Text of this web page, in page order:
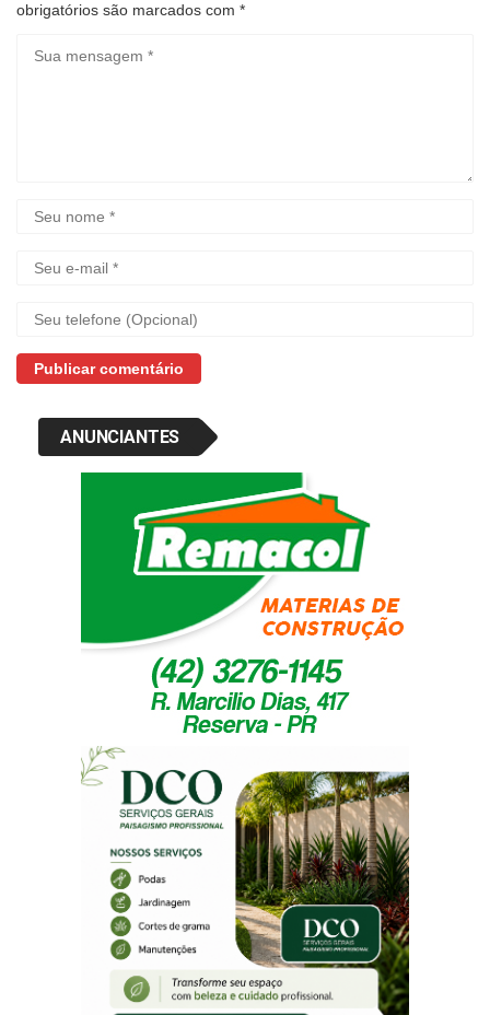
obrigatórios são marcados com *
ANUNCIANTES